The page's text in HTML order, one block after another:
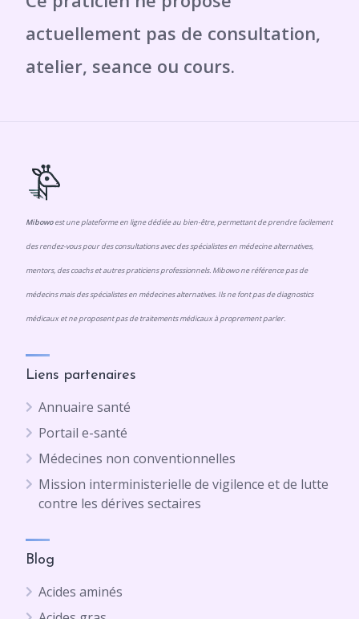
Mibowoest une plateforme en ligne dédiée au bien-être, permettant de prendre facilement
des rendez-vous pour des consultations avec des spécialistes en médecine alternatives,
mentors, des coachs et autres praticiens professionnels. Mibowo ne référence pas de
médecins mais des spécialistes en médecines alternatives. Ils ne font pas de diagnostics
médicaux et ne proposent pas de traitements médicaux à proprement parler.
Liens partenaires
Annuaire santé
Portail e-santé
Médecines non conventionnelles
Mission interministerielle de vigilence et de lutte
contre les dérives sectaires
Blog
Acides aminés